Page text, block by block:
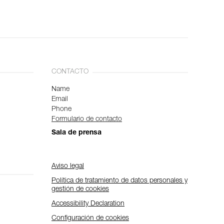
CONTACTO
Name
Email
Phone
Formulario de contacto
Sala de prensa
Aviso legal
Política de tratamiento de datos personales y
gestión de cookies
Accessibility Declaration
Configuración de cookies